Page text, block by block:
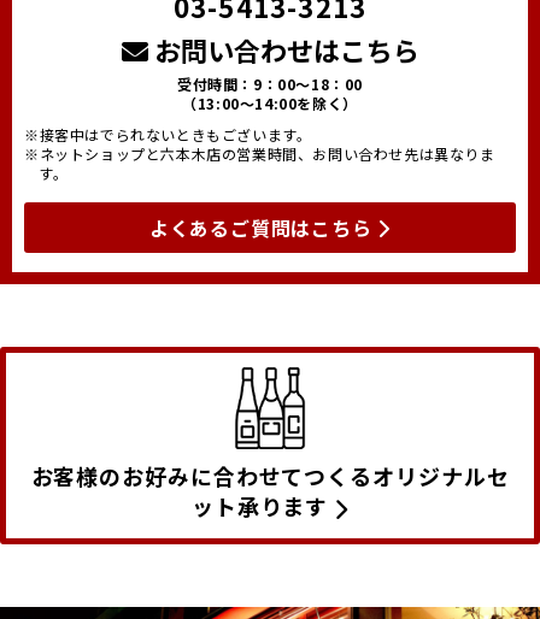
お問い合わせはこちら
受付時間：9：00～18：00
（13:00～14:00を除く）
※接客中はでられないときもございます。
※ネットショップと六本木店の営業時間、お問い合わせ先は異なりま
す。
よくあるご質問はこちら
お客様のお好みに合わせてつくるオリジナルセ
ット承ります